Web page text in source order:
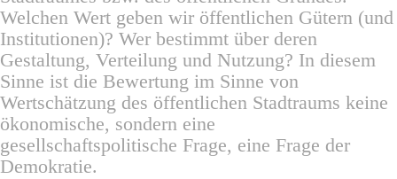
Welchen Wert geben wir öffentlichen Gütern (und
Institutionen)? Wer bestimmt über deren
Gestaltung, Verteilung und Nutzung? In diesem
Sinne ist die Bewertung im Sinne von
Wertschätzung des öffentlichen Stadtraums keine
ökonomische, sondern eine
gesellschaftspolitische Frage, eine Frage der
Demokratie.